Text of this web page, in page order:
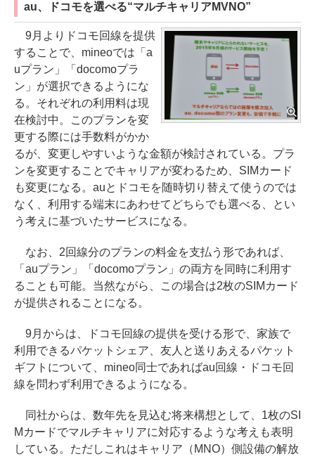
au、ドコモを選べる“マルチキャリアMVNO”
9月よりドコモ回線を提供
することで、mineoでは「a
uプラン」「docomoプラ
ン」が選択できるようにな
る。それぞれの利用料は現
在検討中。このプランを変
更する際には手数料がかか
るが、変更しやすいような金額が検討されている。プラ
ンを変更することでキャリアが変わるため、SIMカード
も変更になる。auとドコモを随時切り替えて使うのでは
なく、利用する端末にあわせてどちらでも選べる、とい
う考えに基づいたサービスになる。
なお、2回線分のプランの料金を支払う形であれば、
「auプラン」「docomoプラン」の両方を同時に利用す
ることも可能。当然ながら、この場合は2枚のSIMカード
が提供されることになる。
9月からは、ドコモ回線の提供を受ける形で、家族で
利用できるパケットシェア、友人と送りあえるパケット
ギフトについて、mineo同士であればau回線・ドコモ回
線を問わず利用できるようになる。
同社からは、数年先を見込む将来構想として、1枚のSI
Mカードでマルチキャリアに対応するような考えも表明
している。ただしこれはキャリア（MNO）側設備の解放